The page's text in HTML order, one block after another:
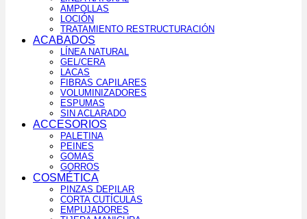
AMPOLLAS
LOCIÓN
TRATAMIENTO RESTRUCTURACIÓN
ACABADOS
LÍNEA NATURAL
GEL/CERA
LACAS
FIBRAS CAPILARES
VOLUMINIZADORES
ESPUMAS
SIN ACLARADO
ACCESORIOS
PALETINA
PEINES
GOMAS
GORROS
COSMÉTICA
PINZAS DEPILAR
CORTA CUTÍCULAS
EMPUJADORES